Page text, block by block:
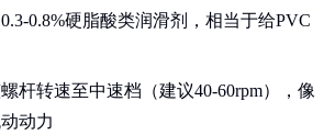
0.3-0.8%硬脂酸类润滑剂，相当于给PVC
螺杆转速至中速档（建议40-60rpm），像
动力